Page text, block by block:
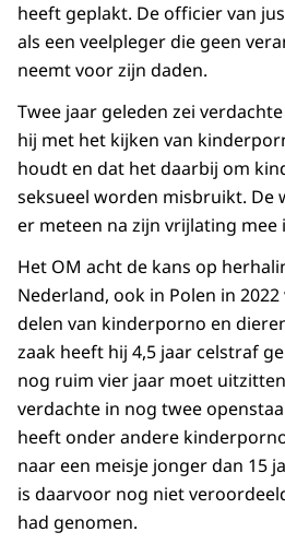
heeft geplakt. De officier van
als een veelpleger die geen
neemt voor zijn daden.
Twee jaar geleden zei
hij met het kijken van
houdt en dat het daarbij om
seksueel worden misbruikt. De
er meteen na zijn vrijlating mee
Het OM acht de kans op
Nederland, ook in Polen in
delen van kinderporno en
zaak heeft hij 4,5 jaar celstraf
nog ruim vier jaar moet
verdachte in nog twee
heeft onder andere
naar een meisje jonger dan 15
is daarvoor nog niet
had genomen.